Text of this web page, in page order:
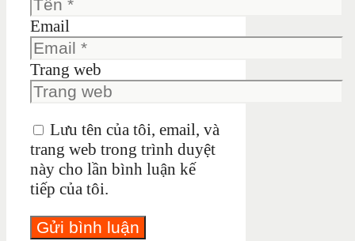
Email
Trang web
Lưu tên của tôi, email, và
trang web trong trình duyệt
này cho lần bình luận kế
tiếp của tôi.